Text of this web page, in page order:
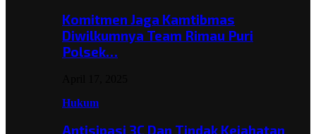
Komitmen Jaga Kamtibmas
Diwilkumnya Team Rimau Puri
Polsek…
Hukum
Antisipasi 3C Dan Tindak Kejahatan